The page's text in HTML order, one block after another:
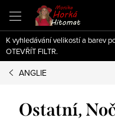
obsah
K vyhledávání velikostí a barev
OTEVŘÍT FILTR.
ANGLIE
Ostatní,